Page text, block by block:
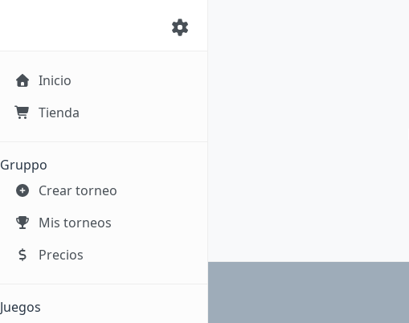
Inicio
Tienda
Gruppo
Crear torneo
Mis torneos
Precios
Juegos